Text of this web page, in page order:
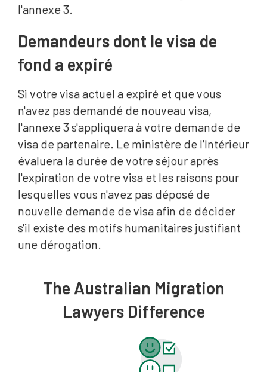
l'annexe 3.
Demandeurs dont le visa de
fond a expiré
Si votre visa actuel a expiré et que vous
n'avez pas demandé de nouveau visa,
l'annexe 3 s'appliquera à votre demande de
visa de partenaire. Le ministère de l'Intérieur
évaluera la durée de votre séjour après
l'expiration de votre visa et les raisons pour
lesquelles vous n'avez pas déposé de
nouvelle demande de visa afin de décider
s'il existe des motifs humanitaires justifiant
une dérogation.
The Australian Migration
Lawyers Difference